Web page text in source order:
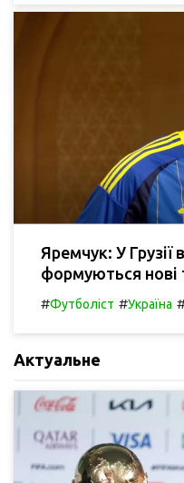
Яремчук: У
формуються нові
#Футболіст #Україна
Актуальне